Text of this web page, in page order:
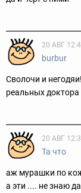
20 АВГ
burbur
Сволочи и
реальных
20 АВГ
Та что
аж мурашки по
а эти .... не знаю